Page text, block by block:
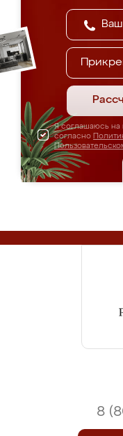
Я соглашаюсь на
согласно
8